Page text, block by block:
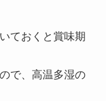
ておくと賞味期
で、高温多湿の